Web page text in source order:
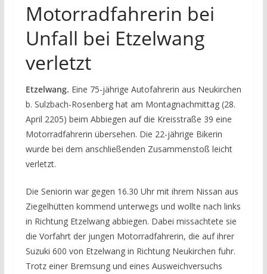
Motorradfahrerin bei
Unfall bei Etzelwang
verletzt
Etzelwang. Eine 75-jährige Autofahrerin aus Neukirchen
b. Sulzbach-Rosenberg hat am Montagnachmittag (28.
April 2205) beim Abbiegen auf die Kreisstraße 39 eine
Motorradfahrerin übersehen. Die 22-jährige Bikerin
wurde bei dem anschließenden Zusammenstoß leicht
verletzt.
Die Seniorin war gegen 16.30 Uhr mit ihrem Nissan aus
Ziegelhütten kommend unterwegs und wollte nach links
in Richtung Etzelwang abbiegen. Dabei missachtete sie
die Vorfahrt der jungen Motorradfahrerin, die auf ihrer
Suzuki 600 von Etzelwang in Richtung Neukirchen fuhr.
Trotz einer Bremsung und eines Ausweichversuchs